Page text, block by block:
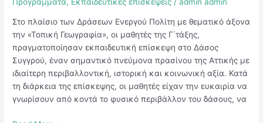
Στο πλαίσιο των Δράσεων Ενεργού Πολίτη με θεματικό άξονα
την «Τοπική Γεωγραφία», οι μαθητές της Γ΄τάξης,
πραγματοποίησαν εκπαιδευτική επίσκεψη στο Δάσος
Συγγρού, έναν σημαντικό πνεύμονα πρασίνου της Αττικής με
ιδιαίτερη περιβαλλοντική, ιστορική και κοινωνική αξία. Κατά
τη διάρκεια της επίσκεψης, οι μαθητές είχαν την ευκαιρία να
γνωρίσουν από κοντά το φυσικό περιβάλλον του δάσους, να
Συγγρού